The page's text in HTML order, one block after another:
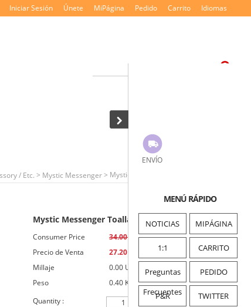
ENVÍO
MENÚ RÁPIDO
NOTICIAS MIPÁGINA
1:1 CARRITO
Preguntas
Frecuentes
PEDIDO
P&R TWITTER
Iniciar Sesión Únete MiPágina Pedido Carrito Idiomas
/ Etc. > Mystic Messenger> Mystic Messenger Toalla de playa
Mystic Messenger Toalla de playa
Consumer Price
34.00 USD
Precio de Venta
27.20 USD
Millaje
0.00 USD
Peso
0.40 Kg
Quantity :